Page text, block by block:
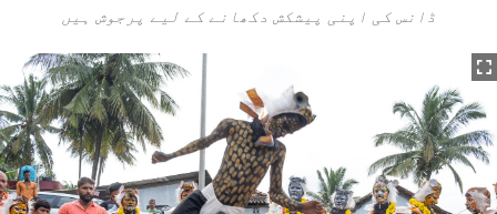
ڈانس کی اپنی پیشکش دکھانے کے لیے پرجوش ہیں